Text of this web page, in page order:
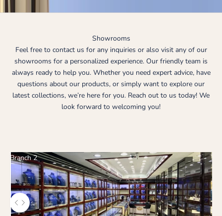
Showrooms
Feel free to contact us for any inquiries or also visit any of our
showrooms for a personalized experience. Our friendly team is
always ready to help you. Whether you need expert advice, have
questions about our products, or simply want to explore our
latest collections, we’re here for you. Reach out to us today! We
look forward to welcoming you!
Branch 2
Используйте клавиши со стрелками влево и вправо, чтобы